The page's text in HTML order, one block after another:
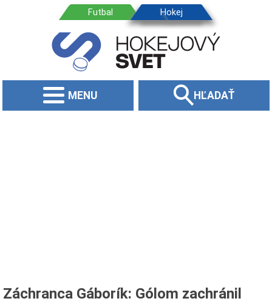
MENU HĽADAŤ
Záchranca Gáborík: Gólom zachránil